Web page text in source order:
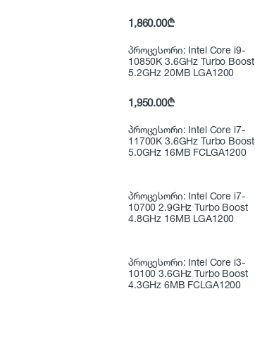
1,860.00₾
პროცესორი: Intel Core i9-
10850K 3.6GHz Turbo Boost
5.2GHz 20MB LGA1200
1,950.00₾
პროცესორი: Intel Core i7-
11700K 3.6GHz Turbo Boost
5.0GHz 16MB FCLGA1200
პროცესორი: Intel Core i7-
10700 2.9GHz Turbo Boost
4.8GHz 16MB LGA1200
პროცესორი: Intel Core i3-
10100 3.6GHz Turbo Boost
4.3GHz 6MB FCLGA1200